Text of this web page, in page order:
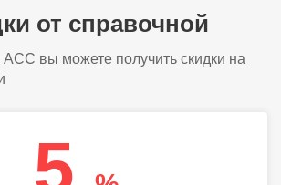
от справочной
вы можете получить скидки на
5